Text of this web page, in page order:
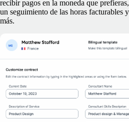
recibir pagos en la moneda que
un seguimiento de las horas facturables
más.